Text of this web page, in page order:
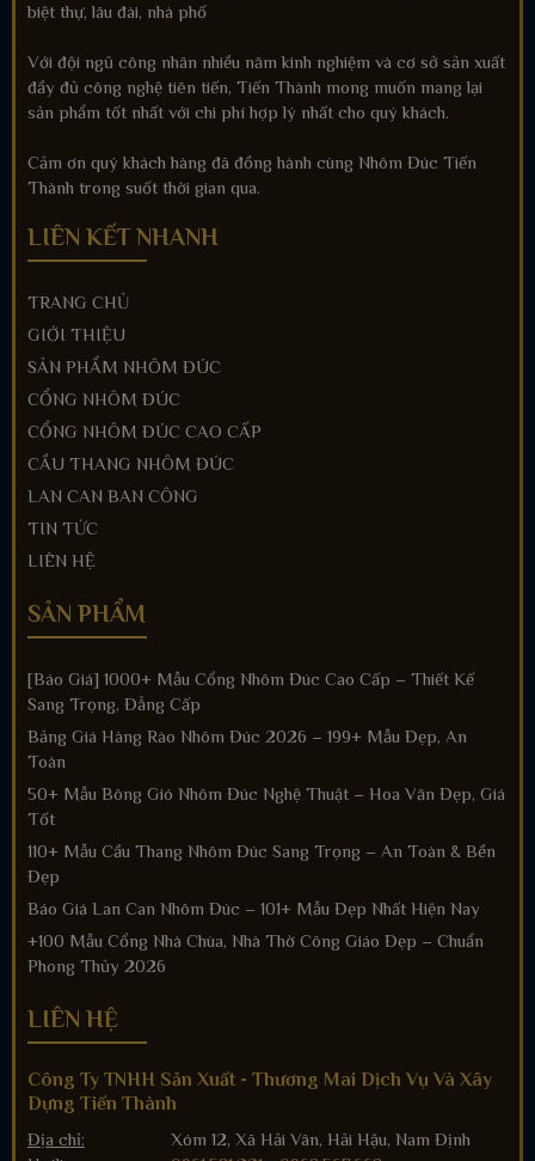
biệt thự, lâu đài, nhà phố
Với đội ngũ công nhân nhiều năm kinh nghiệm và cơ sở sản xuất
đầy đủ công nghệ tiên tiến, Tiến Thành mong muốn mang lại
sản phẩm tốt nhất với chi phí hợp lý nhất cho quý khách.
Cảm ơn quý khách hàng đã đồng hành cùng Nhôm Đúc Tiến
Thành trong suốt thời gian qua.
LIÊN KẾT NHANH
TRANG CHỦ
GIỚI THIỆU
SẢN PHẨM NHÔM ĐÚC
CỔNG NHÔM ĐÚC
CỔNG NHÔM ĐÚC CAO CẤP
CẦU THANG NHÔM ĐÚC
LAN CAN BAN CÔNG
TIN TỨC
LIÊN HỆ
SẢN PHẨM
[Báo Giá] 1000+ Mẫu Cổng Nhôm Đúc Cao Cấp – Thiết Kế
Sang Trọng, Đẳng Cấp
Bảng Giá Hàng Rào Nhôm Đúc 2026 – 199+ Mẫu Đẹp, An
Toàn
50+ Mẫu Bông Gió Nhôm Đúc Nghệ Thuật – Hoa Văn Đẹp, Giá
Tốt
110+ Mẫu Cầu Thang Nhôm Đúc Sang Trọng – An Toàn & Bền
Đẹp
Báo Giá Lan Can Nhôm Đúc – 101+ Mẫu Đẹp Nhất Hiện Nay
+100 Mẫu Cổng Nhà Chùa, Nhà Thờ Công Giáo Đẹp – Chuẩn
Phong Thủy 2026
LIÊN HỆ
Công Ty TNHH Sản Xuất - Thương Mai Dịch Vụ Và Xây
Dựng Tiến Thành
Địa chỉ:
Xóm 12, Xã Hải Vân, Hải Hậu, Nam Định